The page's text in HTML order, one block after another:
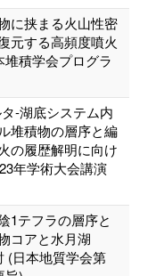
に挟まる火山性密
元する高頻度噴火
積学会プログラ
-湖底システム内
堆積物の層序と編
の履歴解明に向け
年学術大会講演
1テフラの層序と
コアと水月湖
(日本地質学会第